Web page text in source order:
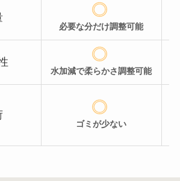
必要な分だけ調整可能
水加減で柔らかさ調整可能
ゴミが少ない